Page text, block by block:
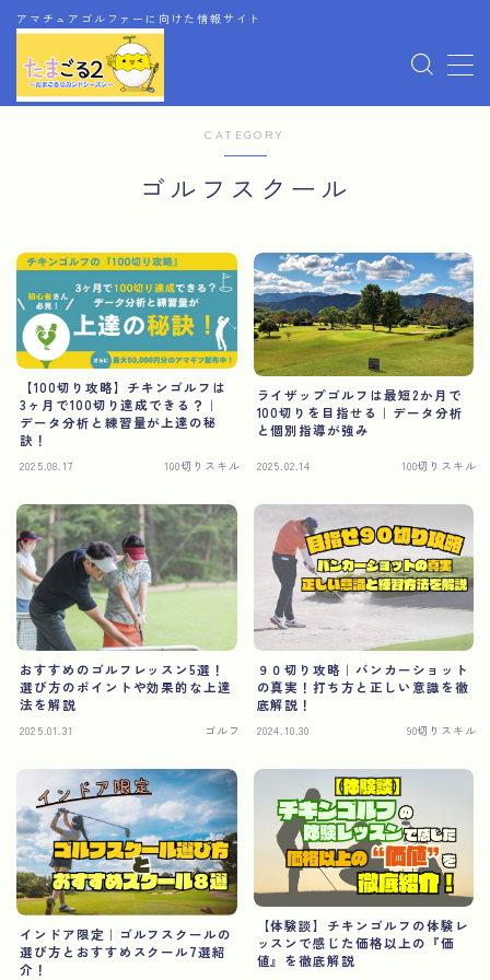
アマチュアゴルファーに向けた情報サイト
MENU
アフィリエイト情報開示
運営者情報
CATEGORY
ゴルフスクール
【100切り攻略】チキンゴルフは
3ヶ月で100切り達成できる？｜
データ分析と練習量が上達の秘
訣！
2025.08.17 100切りスキル
ライザップゴルフは最短2か月で
100切りを目指せる｜データ分析
と個別指導が強み
2025.02.14 100切りスキル
おすすめのゴルフレッスン5選！
選び方のポイントや効果的な上達
法を解説
2025.01.31 ゴルフ
９０切り攻略｜バンカーショット
の真実！打ち方と正しい意識を徹
底解説！
2024.10.30 90切りスキル
インドア限定｜ゴルフスクールの
選び方とおすすめスクール7選紹
介！
【体験談】チキンゴルフの体験レ
ッスンで感じた価格以上の『価
値』を徹底解説